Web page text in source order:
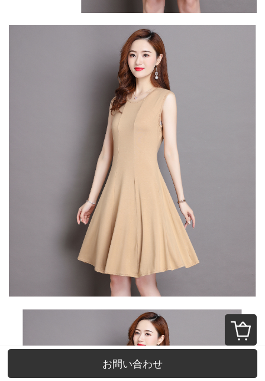
お問い合わせ